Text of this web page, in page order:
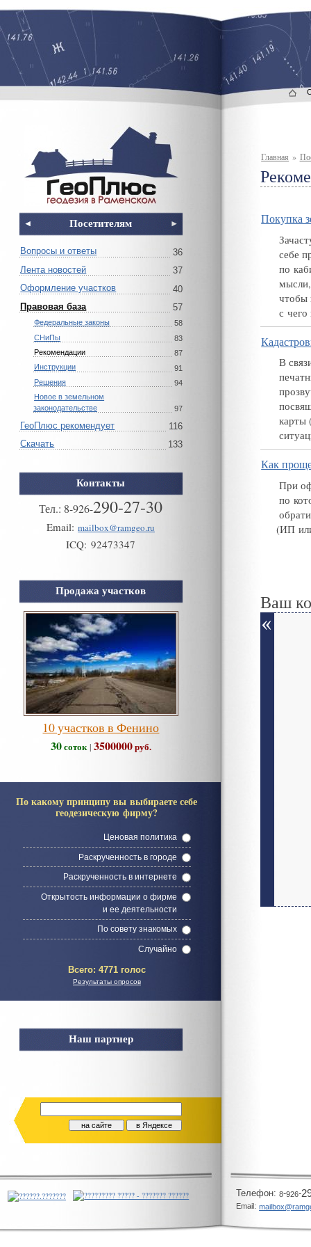
Посетителям
Вопросы и ответы
36
Лента новостей
37
Оформление участков
40
Правовая база
57
Федеральные законы
58
СНиПы
83
Рекомендации
87
Инструкции
91
Решения
94
Новое в земельном
законодательстве
97
ГеоПлюс рекомендует
116
Скачать
133
Контакты
Тел.: 8-926-290-27-30
Email: mailbox@ramgeo.ru
ICQ: 92473347
Продажа участков
10 участков в Фенино
30соток| 3500000руб.
По какому принципу вы выбираете себе
геодезическую фирму?
Ценовая политика
Раскрученность в городе
Раскрученность в интернете
Открытость информации о фирме
и ее деятельности
По совету знакомых
Случайно
Всего: 4771 голос
Результаты опросов
Наш партнер
Главная »
Покупка
себе
по
мысли,
чтобы
с чего
В
карты
Как
При
по
(ИП
Ваш
Телeфон: 8-926-
Email: